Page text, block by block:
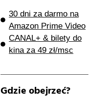
30 dni za darmo na
Amazon Prime Video
CANAL+ & bilety do
kina za 49 zł/msc
Gdzie obejrzeć?